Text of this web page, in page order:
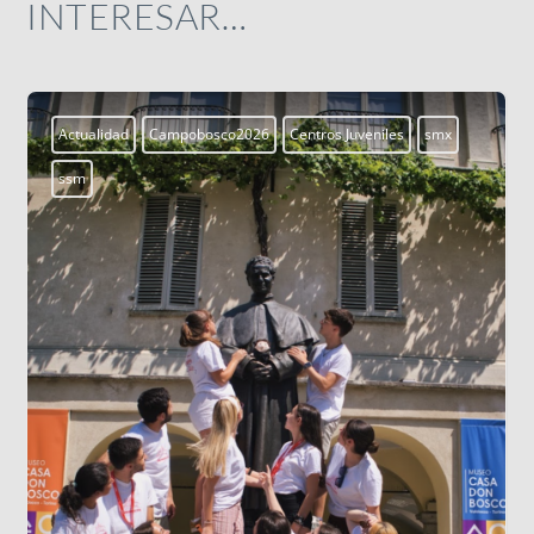
INTERESAR…
Aprendiendo a vivir Blogs
LOS DATOS BIOMÉTRICOS: NUESTRA
IDENTIDAD EN JUEGO